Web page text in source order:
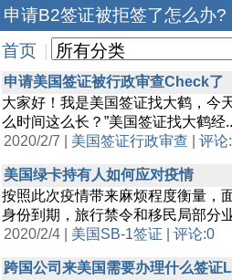
申请B2签证被拒签了怎么办?
首页
申请美国签证被行政审查Check了
大家好！我是美国签证找大鹤，今
么时间这么长？”美国签证找大鹤经
2020/2/7 | 美国签证行政审查 评论
美国绿卡持有人如何应对疫情
按照此次疫情带来麻烦程度衡量，
身份到期，旅行禁令和移民局部分
2020/2/4 | 美国SB-1签证 评论:0
跨国公司来美国需要办理什么签证